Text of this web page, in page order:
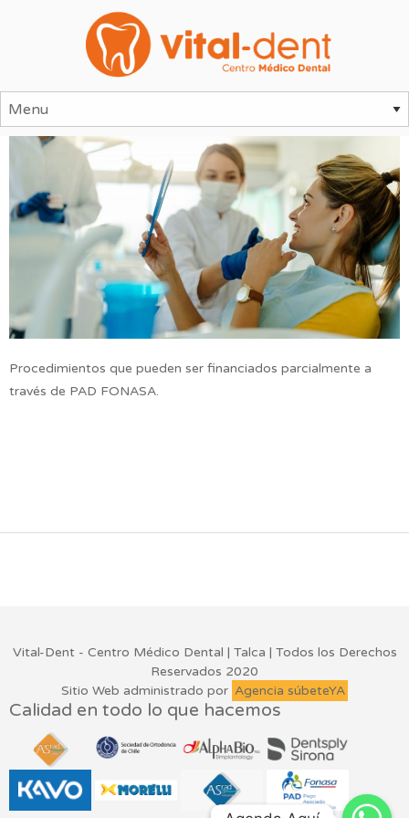
Procedimientos que pueden ser financiados parcialmente a
través de PAD FONASA.
Vital-Dent - Centro Médico Dental | Talca | Todos los Derechos
Reservados 2020
Sitio Web administrado por Agencia súbeteYA
Calidad en todo lo que hacemos